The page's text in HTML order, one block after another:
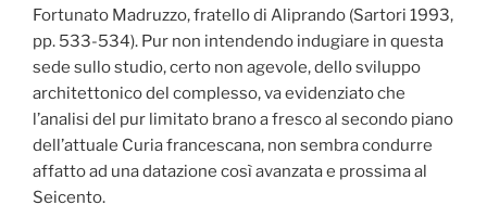
Fortunato Madruzzo, fratello di Aliprando (Sartori 1993,
pp. 533-534). Pur non intendendo indugiare in questa
sede sullo studio, certo non agevole, dello sviluppo
architettonico del complesso, va evidenziato che
l’analisi del pur limitato brano a fresco al secondo piano
dell’attuale Curia francescana, non sembra condurre
affatto ad una datazione così avanzata e prossima al
Seicento.